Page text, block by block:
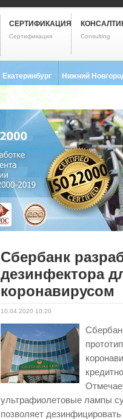
СЕРТИФИКАЦИЯ
Сертификация Consulting
Екатеринбург
8 (343) 237-2593
Нижний
Сбербанк
дезинфектора
коронавирусом
10.04.2020 10:20
ультрафиолетовые лампы
позволяет